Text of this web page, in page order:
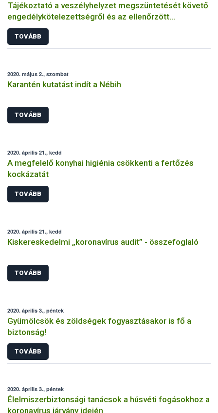
Tájékoztató a veszélyhelyzet megszüntetését követő
engedélykötelezettségről és az ellenőrzött
bejelentés megtételéről
TOVÁBB
2020. május 2., szombat
Karantén kutatást indít a Nébih
TOVÁBB
2020. április 21., kedd
A megfelelő konyhai higiénia csökkenti a fertőzés
kockázatát
TOVÁBB
2020. április 21., kedd
Kiskereskedelmi „koronavírus audit” - összefoglaló
TOVÁBB
2020. április 3., péntek
Gyümölcsök és zöldségek fogyasztásakor is fő a
biztonság!
TOVÁBB
2020. április 3., péntek
Élelmiszerbiztonsági tanácsok a húsvéti fogásokhoz a
koronavírus járvány idején